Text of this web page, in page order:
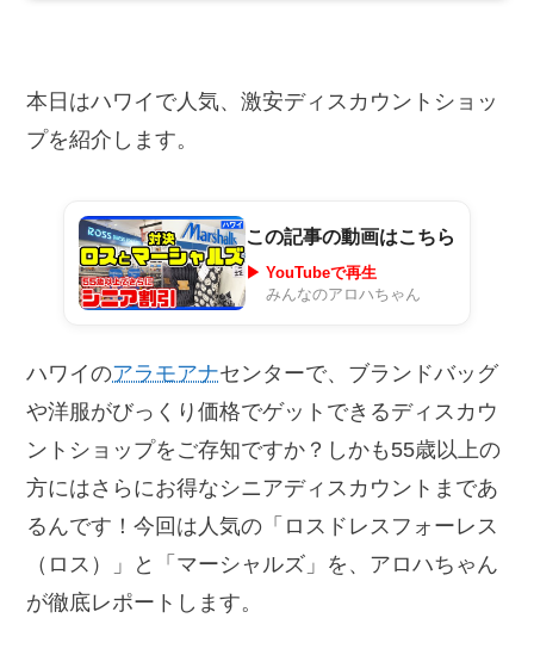
本日はハワイで人気、激安ディスカウントショッ
プを紹介します。
この記事の動画はこちら
▶ YouTubeで再生
みんなのアロハちゃん
ハワイのアラモアナセンターで、ブランドバッグ
や洋服がびっくり価格でゲットできるディスカウ
ントショップをご存知ですか？しかも55歳以上の
方にはさらにお得なシニアディスカウントまであ
るんです！今回は人気の「ロスドレスフォーレス
（ロス）」と「マーシャルズ」を、アロハちゃん
が徹底レポートします。